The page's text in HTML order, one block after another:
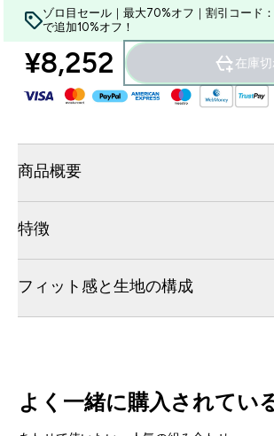
ゾロ目セール｜最大70%オフ｜割引コード
で追加10%オフ！
¥8,252‎ 在庫切
商品概要
特徴
フィット感と生地の構成
よく一緒に購入されてい